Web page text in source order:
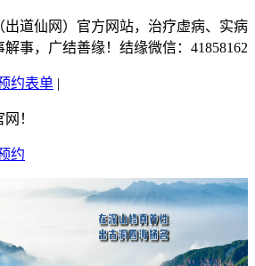
道仙网）官方网站，治疗虚病、实病
事，广结善缘！结缘微信：41858162
约表单 |
！
约